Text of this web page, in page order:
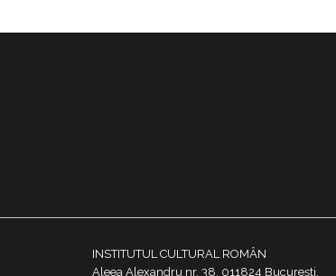
INSTITUTUL CULTURAL ROMÂN
Aleea Alexandru nr. 38, 011824 București,